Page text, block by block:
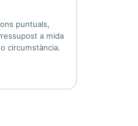
puntuals,
a mida
circumstància.